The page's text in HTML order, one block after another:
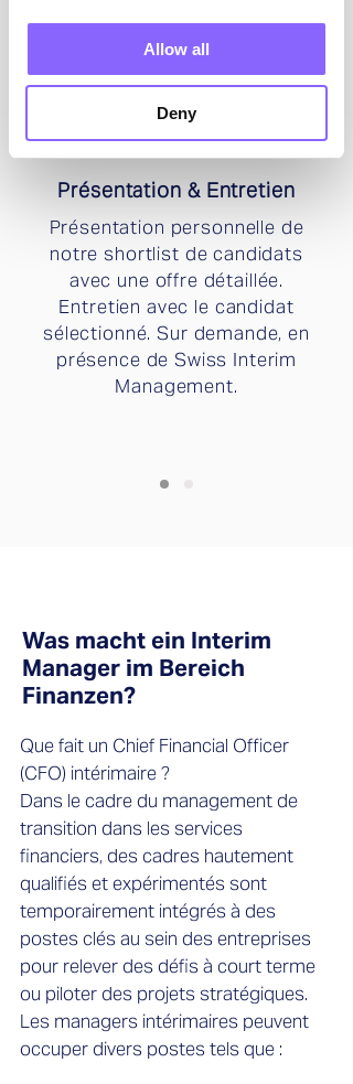
Allow all
Deny
vérification des références et
un entretien.
3
Présentation & Entretien
Présentation personnelle de
notre shortlist de candidats
avec une offre détaillée.
Entretien avec le candidat
sélectionné. Sur demande, en
présence de Swiss Interim
Management.
Was macht ein Interim
Manager im Bereich
Finanzen?
Que fait un Chief Financial Officer
(CFO) intérimaire ?
Dans le cadre du management de
transition dans les services
financiers, des cadres hautement
qualifiés et expérimentés sont
temporairement intégrés à des
postes clés au sein des entreprises
pour relever des défis à court terme
ou piloter des projets stratégiques.
Les managers intérimaires peuvent
occuper divers postes tels que :